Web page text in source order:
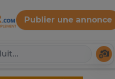
Publier une annonce